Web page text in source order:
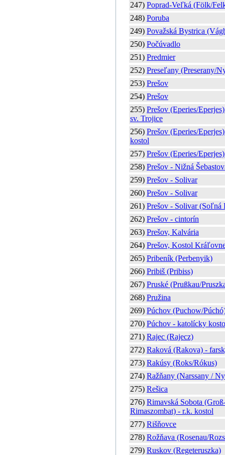
247) Poprad-Veľká (Fölk/
248) Poruba
249) Považská Bystrica
250) Počúvadlo
251) Predmier
252) Preseľany (Preserany/
253) Prešov
254) Prešov
255) Prešov (Eperies/
sv. Trojice
256) Prešov (Eperies/
kostol
257) Prešov (Eperies/
258) Prešov - Nižná
259) Prešov - Solivar
260) Prešov - Solivar
261) Prešov - Solivar (Soľná
262) Prešov - cintorín
263) Prešov, Kalvária
264) Prešov, Kostol
265) Pribeník (Perbenyik)
266) Pribiš (Pribiss)
267) Pruské (Prußkau/
268) Pružina
269) Púchov (Puchow/
270) Púchov - katolícky
271) Rajec (Rajecz)
272) Raková (Rakova) -
273) Rakúsy (Roks/Rókus)
274) Ražňany (Narssany /
275) Rešica
276) Rimavská Sobota
Rimaszombat) - r.k. kostol
277) Rišňovce
278) Rožňava (Rosenau/
279) Ruskov (Regeteruszka)